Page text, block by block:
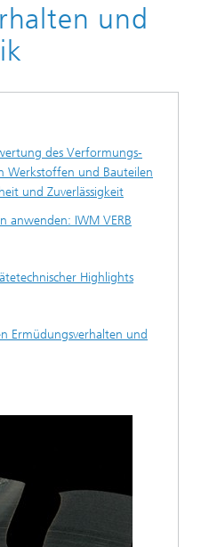
und
des Verformungs-
Werkstoffen und Bauteilen
und Zuverlässigkeit
anwenden: IWM VERB
Highlights
Ermüdungsverhalten und